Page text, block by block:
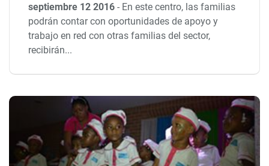
septiembre 12 2016- En este centro, las familias
podrán contar con oportunidades de apoyo y
trabajo en red con otras familias del sector,
recibirán...